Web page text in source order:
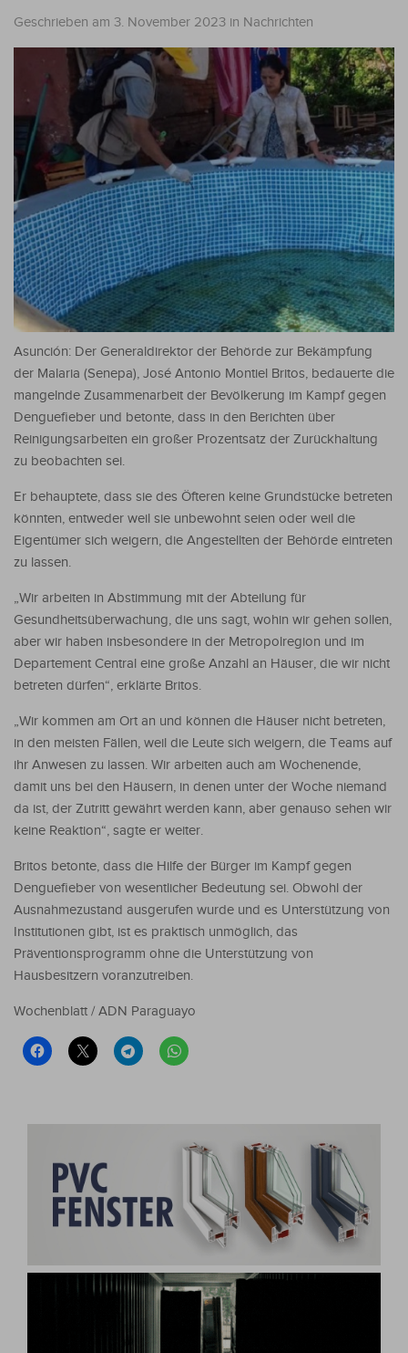
Geschrieben am 3. November 2023 in Nachrichten
Asunción: Der Generaldirektor der Behörde zur Bekämpfung
der Malaria (Senepa), José Antonio Montiel Britos, bedauerte die
mangelnde Zusammenarbeit der Bevölkerung im Kampf gegen
Denguefieber und betonte, dass in den Berichten über
Reinigungsarbeiten ein großer Prozentsatz der Zurückhaltung
zu beobachten sei.
Er behauptete, dass sie des Öfteren keine Grundstücke betreten
könnten, entweder weil sie unbewohnt seien oder weil die
Eigentümer sich weigern, die Angestellten der Behörde eintreten
zu lassen.
„Wir arbeiten in Abstimmung mit der Abteilung für
Gesundheitsüberwachung, die uns sagt, wohin wir gehen sollen,
aber wir haben insbesondere in der Metropolregion und im
Departement Central eine große Anzahl an Häuser, die wir nicht
betreten dürfen“, erklärte Britos.
„Wir kommen am Ort an und können die Häuser nicht betreten,
in den meisten Fällen, weil die Leute sich weigern, die Teams auf
ihr Anwesen zu lassen. Wir arbeiten auch am Wochenende,
damit uns bei den Häusern, in denen unter der Woche niemand
da ist, der Zutritt gewährt werden kann, aber genauso sehen wir
keine Reaktion“, sagte er weiter.
Britos betonte, dass die Hilfe der Bürger im Kampf gegen
Denguefieber von wesentlicher Bedeutung sei. Obwohl der
Ausnahmezustand ausgerufen wurde und es Unterstützung von
Institutionen gibt, ist es praktisch unmöglich, das
Präventionsprogramm ohne die Unterstützung von
Hausbesitzern voranzutreiben.
Wochenblatt / ADN Paraguayo